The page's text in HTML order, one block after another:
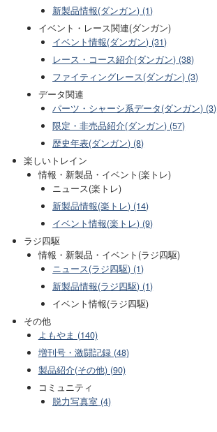
新製品情報(ダンガン) (1)
イベント・レース関連(ダンガン)
イベント情報(ダンガン) (31)
レース・コース紹介(ダンガン) (38)
ファイティングレース(ダンガン) (3)
データ関連
パーツ・シャーシ系データ(ダンガン) (3)
限定・非売品紹介(ダンガン) (57)
歴史年表(ダンガン) (8)
楽しいトレイン
情報・新製品・イベント(楽トレ)
ニュース(楽トレ)
新製品情報(楽トレ) (14)
イベント情報(楽トレ) (9)
ラジ四駆
情報・新製品・イベント(ラジ四駆)
ニュース(ラジ四駆) (1)
新製品情報(ラジ四駆) (1)
イベント情報(ラジ四駆)
その他
よもやま (140)
増刊号・激闘記録 (48)
製品紹介(その他) (90)
コミュニティ
脱力写真室 (4)